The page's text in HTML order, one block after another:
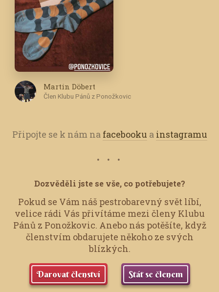
Martin Döbert
Člen Klubu Pánů z Ponožkovic
Připojte se k nám na facebooku a instagramu
Dozvěděli jste se vše, co potřebujete?
Pokud se Vám náš pestrobarevný svět líbí,
velice rádi Vás přivítáme mezi členy Klubu
Pánů z Ponožkovic. Anebo nás potěšíte, když
členstvím obdarujete někoho ze svých
blízkých.
Darovat členství Stát se členem